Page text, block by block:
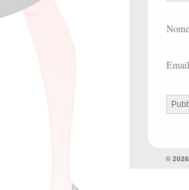
Nome
Email
©